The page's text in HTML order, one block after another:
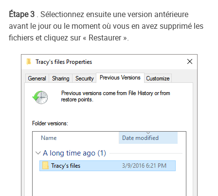
Étape 3. Sélectionnez ensuite une version antérieure
avant le jour ou le moment où vous en avez supprimé les
fichiers et cliquez sur « Restaurer ».